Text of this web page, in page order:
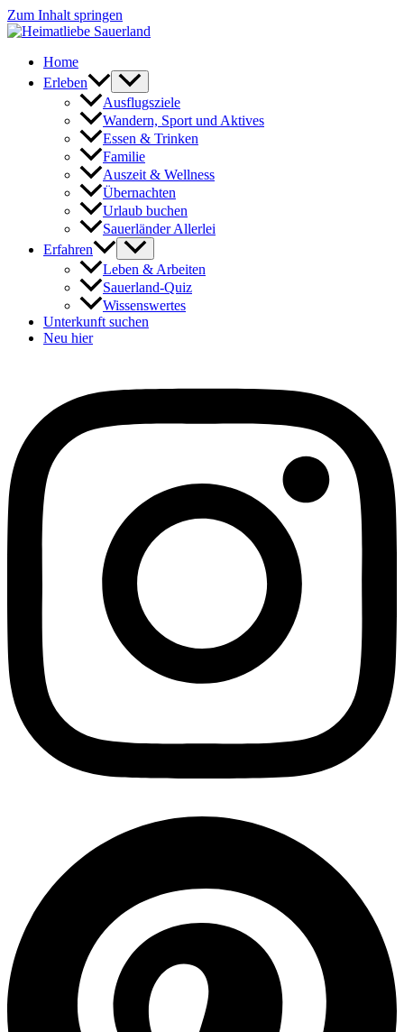
Zum Inhalt springen
Home
Erleben
Ausflugsziele
Wandern, Sport und Aktives
Essen & Trinken
Familie
Auszeit & Wellness
Übernachten
Urlaub buchen
Sauerländer Allerlei
Erfahren
Leben & Arbeiten
Sauerland-Quiz
Wissenswertes
Unterkunft suchen
Neu hier